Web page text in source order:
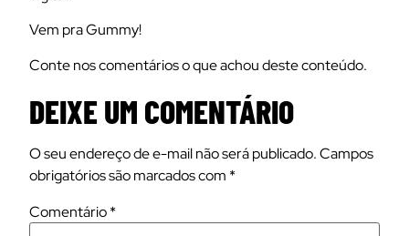
Vem pra Gummy!
Conte nos comentários o que achou deste conteúdo.
DEIXE UM COMENTÁRIO
O seu endereço de e-mail não será publicado. Campos
obrigatórios são marcados com *
Comentário*